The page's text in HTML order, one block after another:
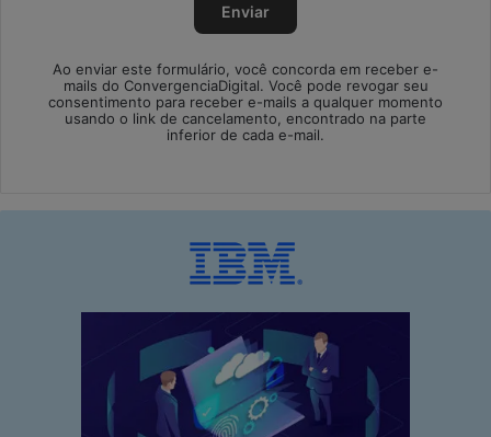
Ao enviar este formulário, você concorda em receber e-
mails do ConvergenciaDigital. Você pode revogar seu
consentimento para receber e-mails a qualquer momento
usando o link de cancelamento, encontrado na parte
inferior de cada e-mail.